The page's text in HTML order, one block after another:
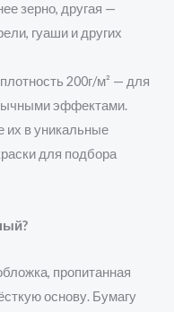
зерно, другая —
гуаши и других
200г/м² — для
эффектами.
их в уникальные
для подбора
пропитанная
основу. Бумагу